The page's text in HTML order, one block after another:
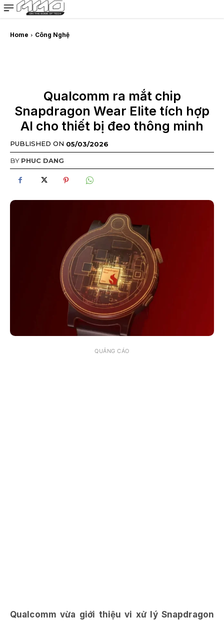
MMOSITE - Thông tin công nghệ
Bài viết nổi bật
Home Công Nghệ
Qualcomm ra mắt chip
Snapdragon Wear Elite tích hợp
AI cho thiết bị đeo thông minh
PUBLISHED ON 05/03/2026
BY PHUC DANG
QUẢNG CÁO
Qualcomm vừa giới thiệu vi xử lý Snapdragon